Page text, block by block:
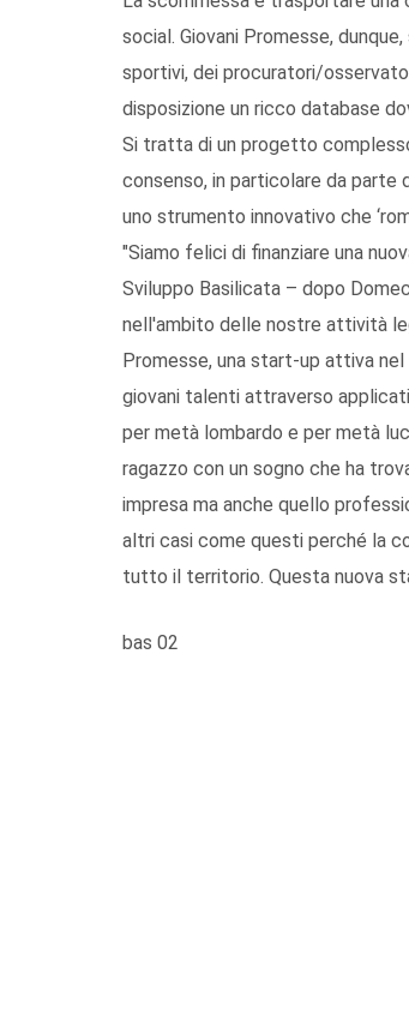
social. Giovani Promesse,
sportivi, dei procuratori/
disposizione un ricco database
Si tratta di un progetto
consenso, in particolare da parte
uno strumento innovativo che
"Siamo felici di finanziare una
Sviluppo Basilicata – dopo
nell'ambito delle nostre attività
Promesse, una start-up attiva
giovani talenti attraverso
per metà lombardo e per metà
ragazzo con un sogno che ha
impresa ma anche quello
altri casi come questi perché la
tutto il territorio. Questa nuova
bas 02